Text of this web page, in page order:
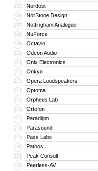
205 Nordost
206 NorStone Design
207 Nottingham Analogue
208 NuForce
209 Octavio
210 Odeon Audio
211 Onix Electronics
212 Onkyo
213 Opera Loudspeakers
214 Optoma
215 Orpheus Lab
216 Ortofon
217 Paradigm
218 Parasound
219 Pass Labs
220 Pathos
221 Peak Consult
222 Peerless-AV